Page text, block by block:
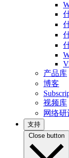
产品库
博客
视频库
网络研
支持
Close button